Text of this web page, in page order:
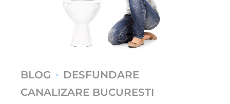
BLOG
DESFUNDARE
CANALIZARE BUCURESTI